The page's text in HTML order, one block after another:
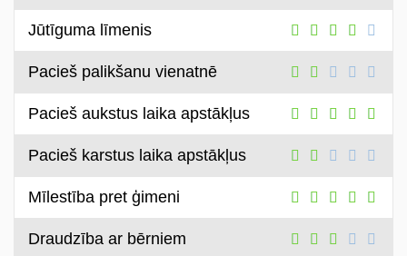
Jūtīguma līmenis
Pacieš palikšanu vienatnē
Pacieš aukstus laika apstākļus
Pacieš karstus laika apstākļus
Mīlestība pret ģimeni
Draudzība ar bērniem